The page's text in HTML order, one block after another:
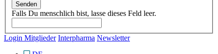
Senden
Falls Du menschlich bist, lasse dieses Feld leer.
Login Mitglieder Interpharma Newsletter